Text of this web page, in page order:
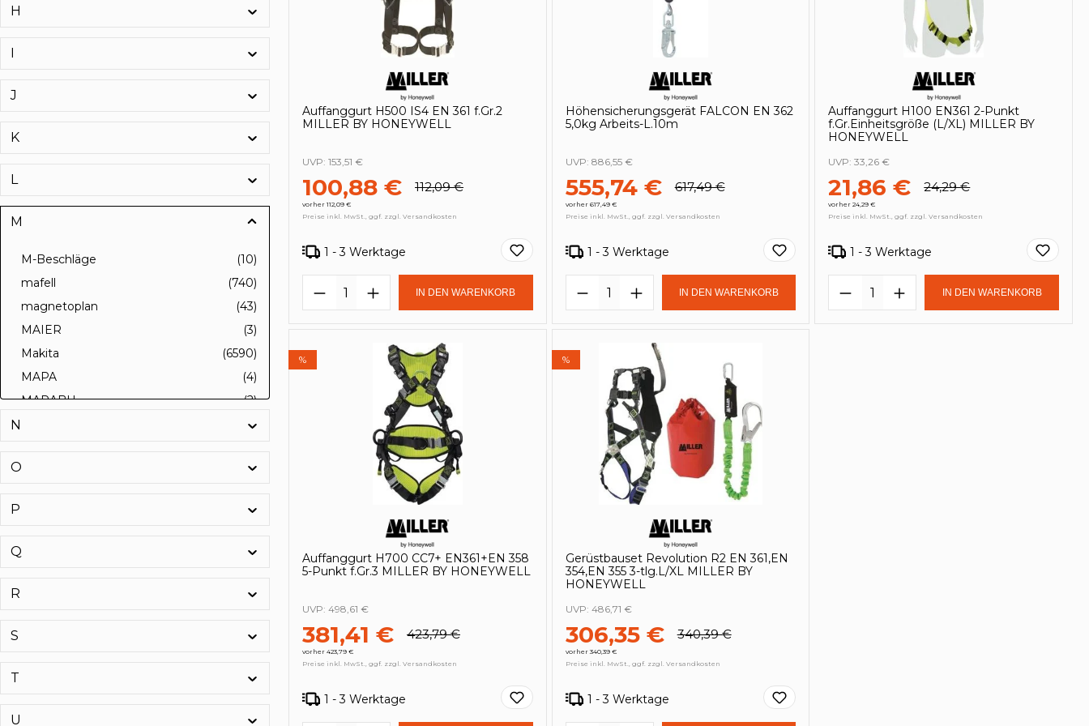
H
I
J
K
L
M
(10)
M-Beschläge
(740)
mafell
(43)
magnetoplan
(3)
MAIER
(6590)
Makita
(4)
MAPA
(2)
MARABU
(12)
(44)
(4)
(6)
(31)
N
O
P
Q
R
S
T
U
Auffanggurt H500 IS4 EN 361 f.Gr.2
MILLER BY HONEYWELL
100,88 € 112,09 €
vorher 112,09 €
UVP: 153,51 €
Preise inkl. MwSt., ggf. zzgl. Versandkosten
1 - 3 Werktage
Produkt Anzahl: Gib den gewünschten Wert ein oder benutze die Schaltflächen
IN DEN WARENKORB
Höhensicherungsgerät FALCON EN 362
5,0kg Arbeits-L.10m
555,74 € 617,49 €
vorher 617,49 €
UVP: 886,55 €
Preise inkl. MwSt., ggf. zzgl. Versandkosten
1 - 3 Werktage
Produkt Anzahl: Gib den gewünschten Wert ein
IN DEN WARENKORB
Auffanggurt H100 EN361 2-Punkt
f.Gr.Einheitsgröße (L/XL) MILLER BY
HONEYWELL
21,86 € 24,29 €
vorher 24,29 €
UVP:33,26 €
Preise inkl. MwSt., ggf. zzgl. Versandkosten
1 - 3 Werktage
Produkt Anzahl: Gib den
IN DEN WARENKORB
%
Auffanggurt H700 CC7+ EN361+EN 358
5-Punkt f.Gr.3 MILLER BY HONEYWELL
381,41 € 423,79 €
vorher 423,79 €
UVP: 498,61 €
Preise inkl. MwSt., ggf. zzgl. Versandkosten
1 - 3 Werktage
%
Gerüstbauset Revolution R2 EN 361,EN
354,EN 355 3-tlg.L/XL MILLER BY
HONEYWELL
306,35 € 340,39 €
vorher 340,39 €
UVP: 486,71 €
Preise inkl. MwSt., ggf. zzgl. Versandkosten
1 - 3 Werktage